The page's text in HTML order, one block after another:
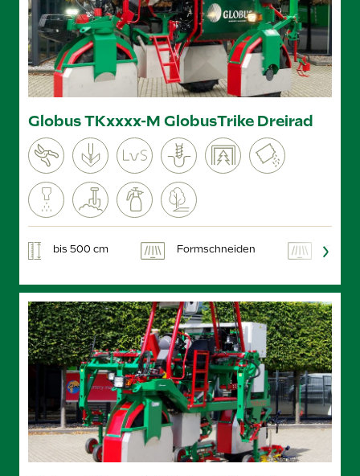
Globus TKxxxx-M GlobusTrike Dreirad
bis 500 cm Formschneiden GPS